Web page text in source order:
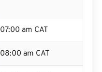
07:00 am CAT
08:00 am CAT